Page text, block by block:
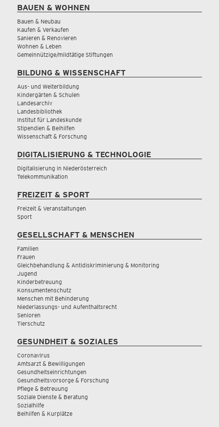
BAUEN & WOHNEN
Bauen & Neubau
Kaufen & Verkaufen
Sanieren & Renovieren
Wohnen & Leben
Gemeinnützige/mildtätige Stiftungen
BILDUNG & WISSENSCHAFT
Aus- und Weiterbildung
Kindergärten & Schulen
Landesarchiv
Landesbibliothek
Institut für Landeskunde
Stipendien & Beihilfen
Wissenschaft & Forschung
DIGITALISIERUNG & TECHNOLOGIE
Digitalisierung in Niederösterreich
Telekommunikation
FREIZEIT & SPORT
Freizeit & Veranstaltungen
Sport
GESELLSCHAFT & MENSCHEN
Familien
Frauen
Gleichbehandlung & Antidiskriminierung & Monitoring
Jugend
Kinderbetreuung
Konsumentenschutz
Menschen mit Behinderung
Niederlassungs- und Aufenthaltsrecht
Senioren
Tierschutz
GESUNDHEIT & SOZIALES
Coronavirus
Amtsarzt & Bewilligungen
Gesundheitseinrichtungen
Gesundheitsvorsorge & Forschung
Pflege & Betreuung
Soziale Dienste & Beratung
Sozialhilfe
Beihilfen & Kurplätze